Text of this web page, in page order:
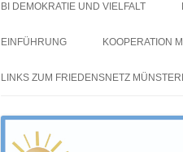
BI DEMOKRATIE UND VIELFALT
EINFÜHRUNG KOOPERATION
LINKS ZUM FRIEDENSNETZ